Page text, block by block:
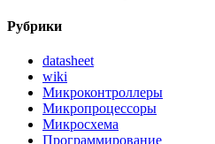
Рубрики
datasheet
wiki
Микроконтроллеры
Микропроцессоры
Микросхема
Программирование